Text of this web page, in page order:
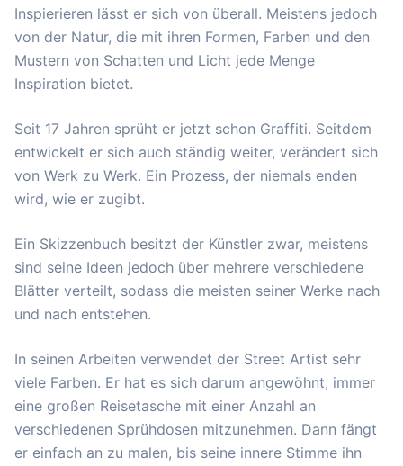
Inspierieren lässt er sich von überall. Meistens jedoch
von der Natur, die mit ihren Formen, Farben und den
Mustern von Schatten und Licht jede Menge
Inspiration bietet.
Seit 17 Jahren sprüht er jetzt schon Graffiti. Seitdem
entwickelt er sich auch ständig weiter, verändert sich
von Werk zu Werk. Ein Prozess, der niemals enden
wird, wie er zugibt.
Ein Skizzenbuch besitzt der Künstler zwar, meistens
sind seine Ideen jedoch über mehrere verschiedene
Blätter verteilt, sodass die meisten seiner Werke nach
und nach entstehen.
In seinen Arbeiten verwendet der Street Artist sehr
viele Farben. Er hat es sich darum angewöhnt, immer
eine großen Reisetasche mit einer Anzahl an
verschiedenen Sprühdosen mitzunehmen. Dann fängt
er einfach an zu malen, bis seine innere Stimme ihn